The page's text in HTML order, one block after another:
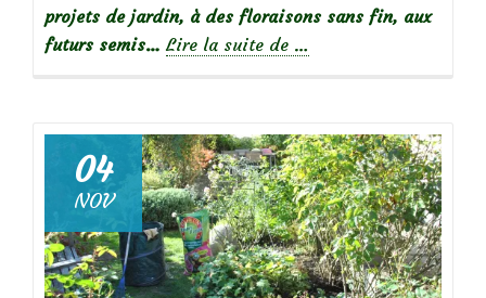
projets de jardin, à des floraisons sans fin, aux
futurs semis… Lire la suite de
mois:
En
janvier,
le
jardin
…
04
NOV